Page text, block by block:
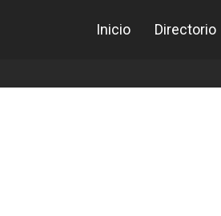
Inicio Directorio